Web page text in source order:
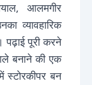
आलमगीर
व्यावहारिक
पूरी करने
बनाने की एक
स्टोरकीपर बन